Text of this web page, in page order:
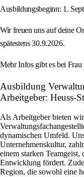
Ausbildungsbeginn: 1.
Wir freuen uns auf deine
spätestens 30.9.2026.
Mehr Infos gibt es bei
Ausbildung
Arbeitgeber: Heuss-
Als Arbeitgeber bieten
dynamischen Umfeld.
Unternehmenskultur,
einem starken
Entwicklung fördert.
Region, die sowohl eine